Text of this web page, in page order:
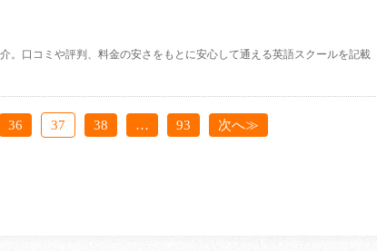
。口コミや評判、料金の安さをもとに安心して通える英語スクールを記載
36 37 38 … 93 次へ≫